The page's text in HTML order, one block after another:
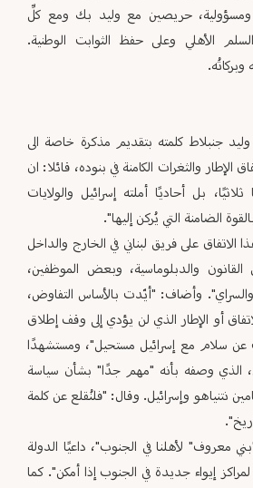
ومسؤولية، حريصين مع وليد بك ومع كلِّ
الأهلي وعلى حفظ الثوابت الوطنية.
جنبلاط كلمته بتقديم مذكرة خاصة الى
والثغرات الكامنة في بنوده، قائلا: ان
بل أحاديًا أملته إسرائيل والولايات
الضامنة التي يُركن إليها".
الاتفاق على فريق لبناني في الخارج والداخل
والدبلوماسية، وبعض الموظفين،
وأضاف: "أيّدت بالأساس التفاوض،
أو الإطار الذي لن يؤدي إلى وقف إطلاق
عن سلام مع إسرائيل مستحيل"، ومستشهدًا
الذي وصفه بأنه "مهم جدًا" بشأن سياسة
نتنياهو وإسرائيل. وقال: "فلنُقلع عن كلمة
معروف" لأهلنا في الجنوب"، داعيًا الدولة
إيواء جديدة في الجنوب إذا أمكن". كما